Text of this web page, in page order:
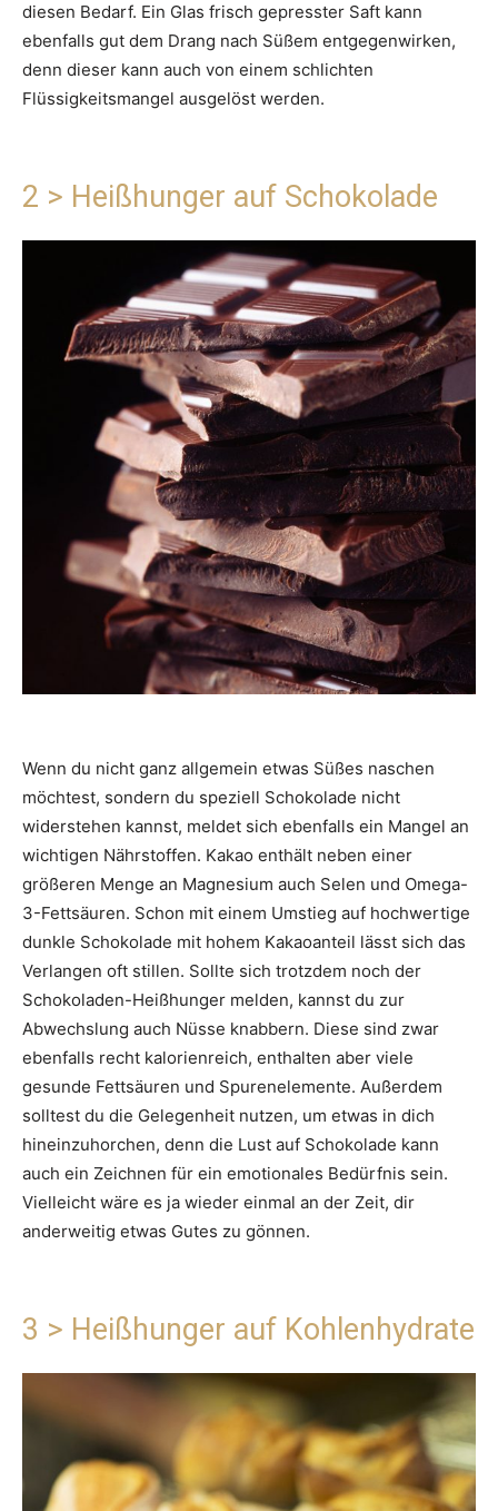
diesen Bedarf. Ein Glas frisch gepresster Saft kann
ebenfalls gut dem Drang nach Süßem entgegenwirken,
denn dieser kann auch von einem schlichten
Flüssigkeitsmangel ausgelöst werden.
2 > Heißhunger auf Schokolade
Wenn du nicht ganz allgemein etwas Süßes naschen
möchtest, sondern du speziell Schokolade nicht
widerstehen kannst, meldet sich ebenfalls ein Mangel an
wichtigen Nährstoffen. Kakao enthält neben einer
größeren Menge an Magnesium auch Selen und Omega-
3-Fettsäuren. Schon mit einem Umstieg auf hochwertige
dunkle Schokolade mit hohem Kakaoanteil lässt sich das
Verlangen oft stillen. Sollte sich trotzdem noch der
Schokoladen-Heißhunger melden, kannst du zur
Abwechslung auch Nüsse knabbern. Diese sind zwar
ebenfalls recht kalorienreich, enthalten aber viele
gesunde Fettsäuren und Spurenelemente. Außerdem
solltest du die Gelegenheit nutzen, um etwas in dich
hineinzuhorchen, denn die Lust auf Schokolade kann
auch ein Zeichnen für ein emotionales Bedürfnis sein.
Vielleicht wäre es ja wieder einmal an der Zeit, dir
anderweitig etwas Gutes zu gönnen.
3 > Heißhunger auf Kohlenhydrate